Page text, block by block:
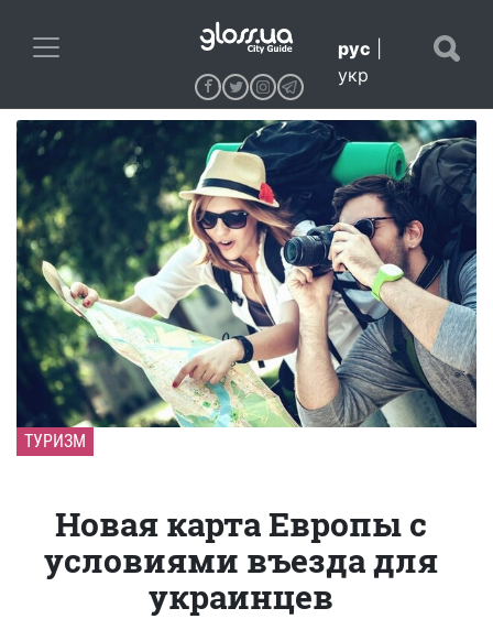
рус
укр
ТУРИЗМ
Новая карта Европы с
условиями въезда для
украинцев